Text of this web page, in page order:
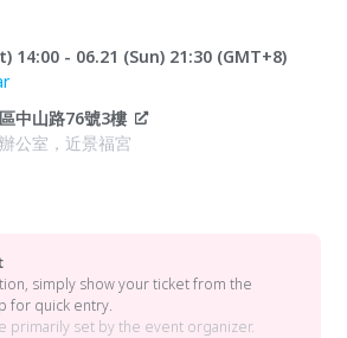
14:00 - 06.21 (Sun) 21:30 (GMT+8)
中山路76號3樓
公室，近景福宮
simply show your ticket from the
for quick entry.
primarily set by the event organizer.